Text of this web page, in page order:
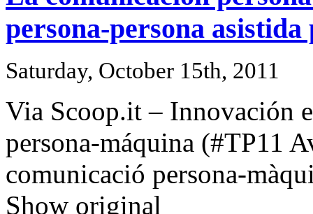
persona-persona
Saturday, October 15th, 2011
Via Scoop.it – Innovación
persona-máquina (#TP11
comunicació persona-
Show original